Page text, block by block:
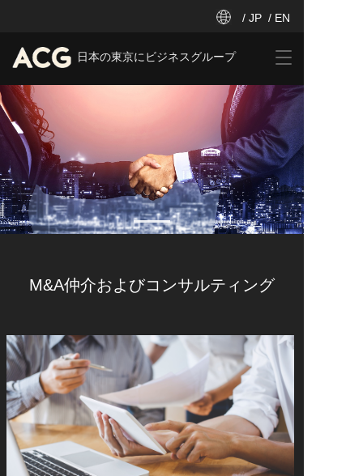
/ JP / EN
T
g
g
l
e
n
a
v
i
g
a
日本の東京にビジネスグループ
M&A仲介およびコンサルティング